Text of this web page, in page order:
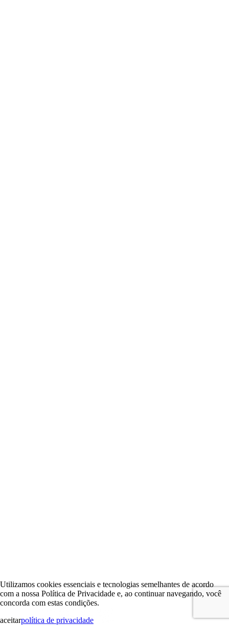
Utilizamos cookies essenciais e tecnologias semelhantes de acordo
com a nossa Política de Privacidade e, ao continuar navegando, você
concorda com estas condições.
aceitarpolítica de privacidade